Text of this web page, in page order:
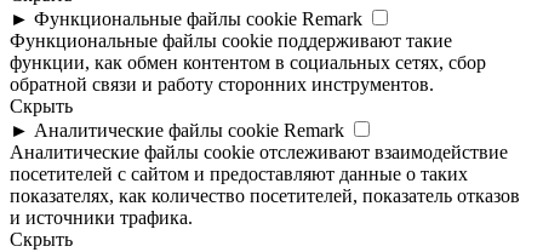
► Функциональные файлы cookie Remark
Функциональные файлы cookie поддерживают такие
функции, как обмен контентом в социальных сетях, сбор
обратной связи и работу сторонних инструментов.
Скрыть
► Аналитические файлы cookie Remark
Аналитические файлы cookie отслеживают взаимодействие
посетителей с сайтом и предоставляют данные о таких
показателях, как количество посетителей, показатель отказов
и источники трафика.
Скрыть